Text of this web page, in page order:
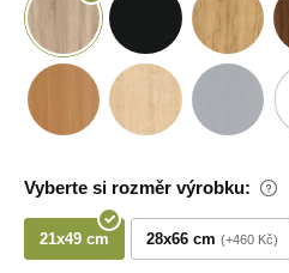
Vyberte si rozměr výrobku:
21x49 cm 28x66 cm +460 Kč